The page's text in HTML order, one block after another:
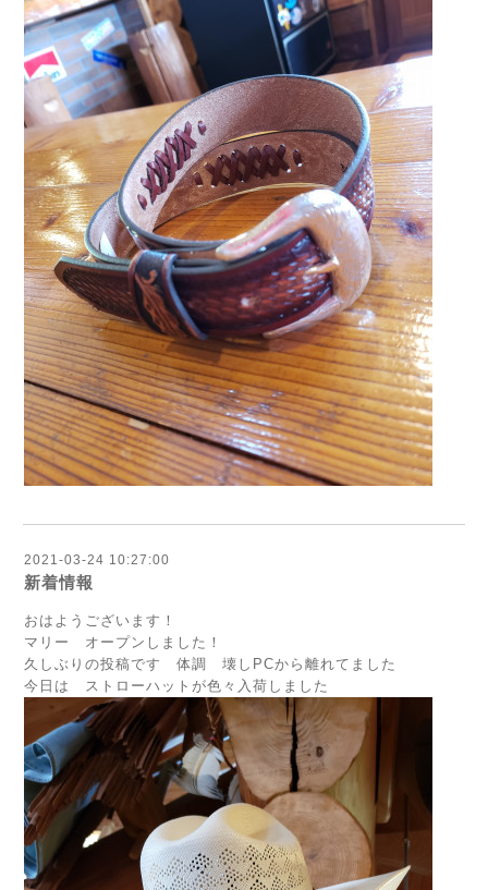
2021-03-24 10:27:00
新着情報
おはようございます！
マリー オープンしました！
久しぶりの投稿です 体調 壊しPCから離れてました
今日は ストローハットが色々入荷しました